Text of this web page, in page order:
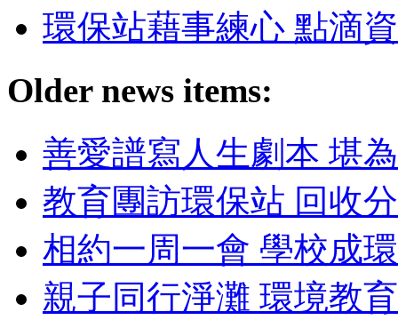
環保站藉事練心 點滴
Older news items:
善愛譜寫人生劇本 堪
教育團訪環保站 回收
相約一周一會 學校成
親子同行淨灘 環境教